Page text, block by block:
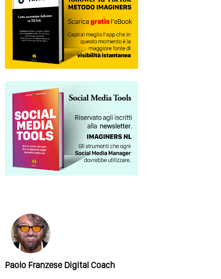
Paolo Franzese Digital Coach